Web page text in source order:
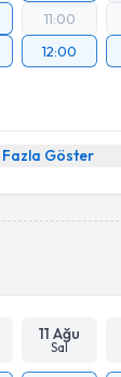
11:00
12:00
Göster
11 Ağu
Sal